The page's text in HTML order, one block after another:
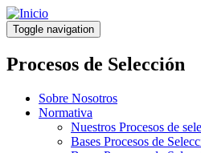
Pasar
al
contenido
principal
Toggle navigation
Procesos de Selección
Sobre Nosotros
Normativa
Nuestros Procesos de
Bases Procesos de